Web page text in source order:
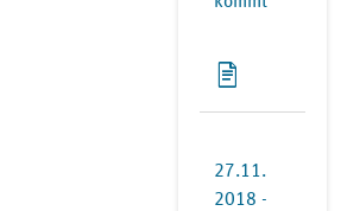
27.11.
2018 -